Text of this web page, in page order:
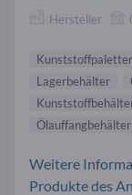
Hersteller
Lagerbehälter
Ölauffangbehälter
Weitere
Produkte des